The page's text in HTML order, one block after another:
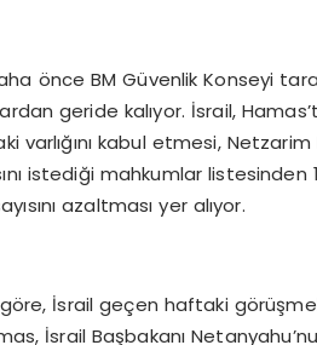
önce BM Güvenlik Konseyi
geride kalıyor. İsrail,
varlığını kabul etmesi, Netzarim
istediği mahkumlar
azaltması yer alıyor.
göre, İsrail geçen haftaki
İsrail Başbakanı